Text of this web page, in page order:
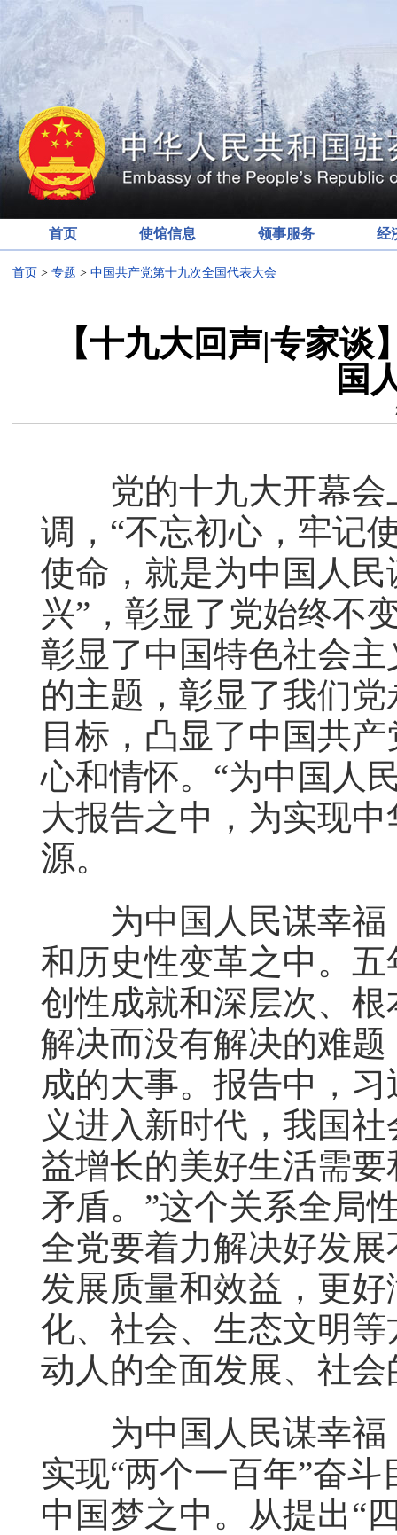
首页 使馆信息 领事服务 经
首页 > 专题 > 中国共产党第十九次全国代表大会
【十九大回声|专家
国
党的十九大开幕会
调，“不忘初心，牢记
使命，就是为中国人
兴”，彰显了党始终不
彰显了中国特色社会
的主题，彰显了我们
目标，凸显了中国共
心和情怀。“为中国人
大报告之中，为实现
源。
为中国人民谋幸福
和历史性变革之中。
创性成就和深层次、
解决而没有解决的难
成的大事。报告中，
义进入新时代，我国
益增长的美好生活需
矛盾。”这个关系全局
全党要着力解决好发
发展质量和效益，更
化、社会、生态文明
动人的全面发展、社
为中国人民谋幸福
实现“两个一百年”奋
中国梦之中。从提出“